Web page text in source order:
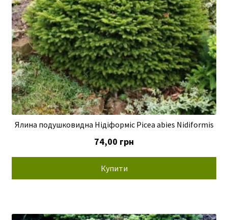
Ялина подушковидна Нідіформіс Picea abies Nidiformis
74,00 грн
Купити